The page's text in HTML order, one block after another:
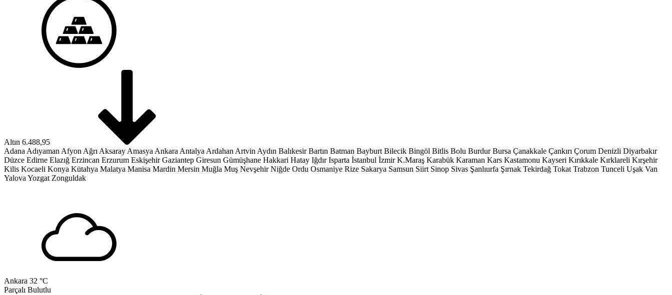
Altın 6.488,95
AdanaAdıyamanAfyonAğrıAksarayAmasyaAnkaraAntalyaArdahanArtvinAydın Balıkesir Bartın Batman Bayburt Bilecik Bingöl Bitlis Bolu Burdur Bursa Çanakkale Çankırı Çorum Denizli Diyarbakır
Düzce Edirne Elazığ Erzincan Erzurum Eskişehir Gaziantep Giresun Gümüşhane Hakkari Hatay Iğdır Isparta İstanbul İzmir K.Maraş Karabük Karaman Kars Kastamonu Kayseri Kırıkkale Kırklareli Kırşehir
Kilis Kocaeli Konya Kütahya Malatya Manisa Mardin Mersin Muğla Muş Nevşehir Niğde Ordu Osmaniye Rize Sakarya Samsun Siirt Sinop Sivas Şanlıurfa Şırnak Tekirdağ Tokat Trabzon Tunceli Uşak Van
YalovaYozgat Zonguldak
Ankara 32 °C
Parçalı Bulutlu